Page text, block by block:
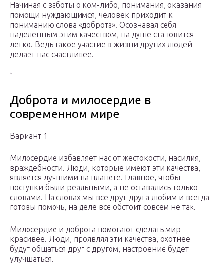
Начиная с заботы о ком-либо, понимания, оказания
помощи нуждающимся, человек приходит к
пониманию слова «доброта». Осознавая себя
наделенным этим качеством, на душе становится
легко. Ведь такое участие в жизни других людей
делает нас счастливее.
`
Доброта и милосердие в
современном мире
Вариант 1
Милосердие избавляет нас от жестокости, насилия,
враждебности. Люди, которые имеют эти качества,
является лучшими на планете. Главное, чтобы
поступки были реальными, а не оставались только
словами. На словах мы все друг друга любим и всегда
готовы помочь, на деле все обстоит совсем не так.
Милосердие и доброта помогают сделать мир
красивее. Люди, проявляя эти качества, охотнее
будут общаться друг с другом, настроение будет
улучшаться.